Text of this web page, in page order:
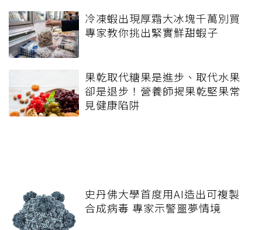
冷凍蝦出現厚霜大冰塊千萬別買
專家教你挑出緊實鮮甜蝦子
果乾取代糖果是進步、取代水果
卻是退步！營養師揭果乾堅果常
見健康陷阱
史丹佛大學首度用AI造出可複製
合成病毒 專家示警噩夢情境